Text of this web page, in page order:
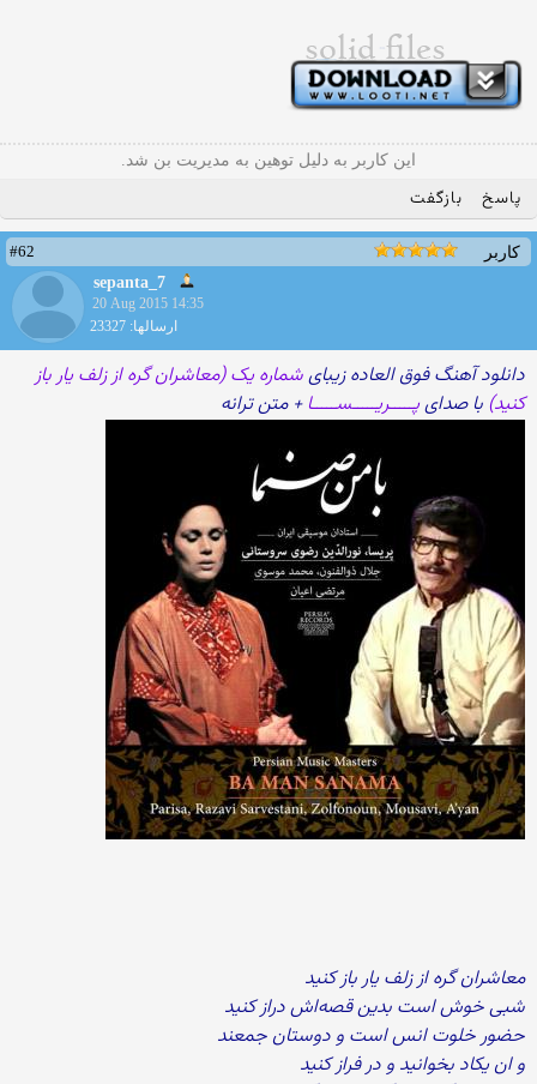
این کاربر به دلیل توهین به مدیریت بن شد.
پاسخ بازگفت
کاربر
#62
sepanta_7
20 Aug 2015 14:35
ارسالها: 23327
دانلود آهنگ فوق العاده زیبایشماره یک (معاشران گره از زلف یار باز
کنید) با صدایپـــــریـــــســـــا+ متن ترانه
معاشران گره از زلف یار باز کنید
شبی خوش است بدین قصه‌اش دراز کنید
حضور خلوت انس است و دوستان جمعند
و ان یکاد بخوانید و در فراز کنید